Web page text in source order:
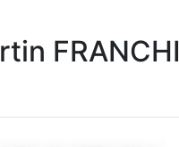
FRANCHI